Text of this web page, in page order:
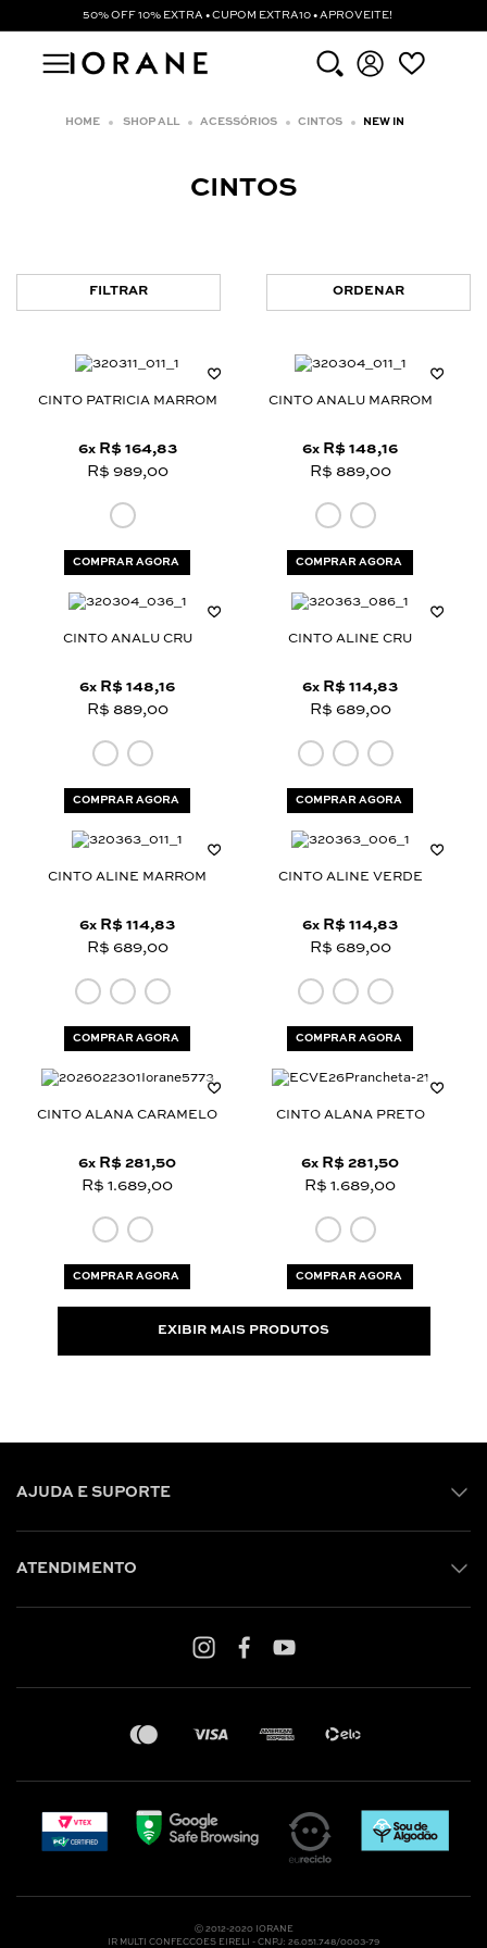
50% OFF 10% EXTRA • CUPOM EXTRA10 • APROVEITE!
SHOP ALL ACESSÓRIOS CINTOS NEW IN
CINTOS
FILTRAR ORDENAR
CINTO PATRICIA MARROM
6x R$ 164,83
R$ 989,00
COMPRAR AGORA
CINTO ANALU MARROM
6x R$ 148,16
R$ 889,00
COMPRAR AGORA
CINTO ANALU CRU
6x R$ 148,16
R$ 889,00
COMPRAR AGORA
CINTO ALINE CRU
6x R$ 114,83
R$ 689,00
COMPRAR AGORA
CINTO ALINE MARROM
6x R$ 114,83
R$ 689,00
COMPRAR AGORA
CINTO ALINE VERDE
6x R$ 114,83
R$ 689,00
COMPRAR AGORA
CINTO ALANA CARAMELO
6x R$ 281,50
R$ 1.689,00
COMPRAR AGORA
CINTO ALANA PRETO
6x R$ 281,50
R$ 1.689,00
COMPRAR AGORA
EXIBIR MAIS PRODUTOS
AJUDA E SUPORTE
ATENDIMENTO
Whatsapp: (31) 97219-6604
Nossas Lojas
Ⓒ 2012-2020 IORANE
IR MULTI CONFECCOES EIRELI - CNPJ: 26.051.748/0003-79